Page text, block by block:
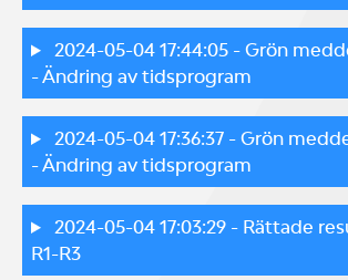
2024-05-04 17:44:05- Grön
- Ändring av tidsprogram
2024-05-04 17:36:37- Grön
- Ändring av tidsprogram
2024-05-04 17:03:29- Rättade
R1-R3